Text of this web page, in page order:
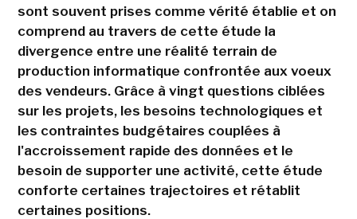
sont souvent prises comme vérité établie et on
comprend au travers de cette étude la
divergence entre une réalité terrain de
production informatique confrontée aux voeux
des vendeurs. Grâce à vingt questions ciblées
sur les projets, les besoins technologiques et
les contraintes budgétaires couplées à
l'accroissement rapide des données et le
besoin de supporter une activité, cette étude
conforte certaines trajectoires et rétablit
certaines positions.